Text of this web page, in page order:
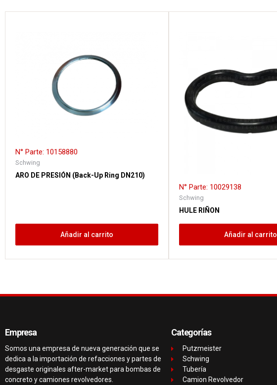
N° Parte: 10158880
Schwing
ARO DE PRESIÓN (Back-Up Ring DN210)
Añadir al carrito
N° Parte: 10029138
Schwing
HULE RIÑON
Añadir al carrito
Empresa
Somos una empresa de nueva generación que se
dedica a la importación de refacciones y partes de
desgaste originales after-market para bombas de
concreto y camiones revolvedores.
Categorías
Putzmeister
Schwing
Tubería
Camion Revolvedor